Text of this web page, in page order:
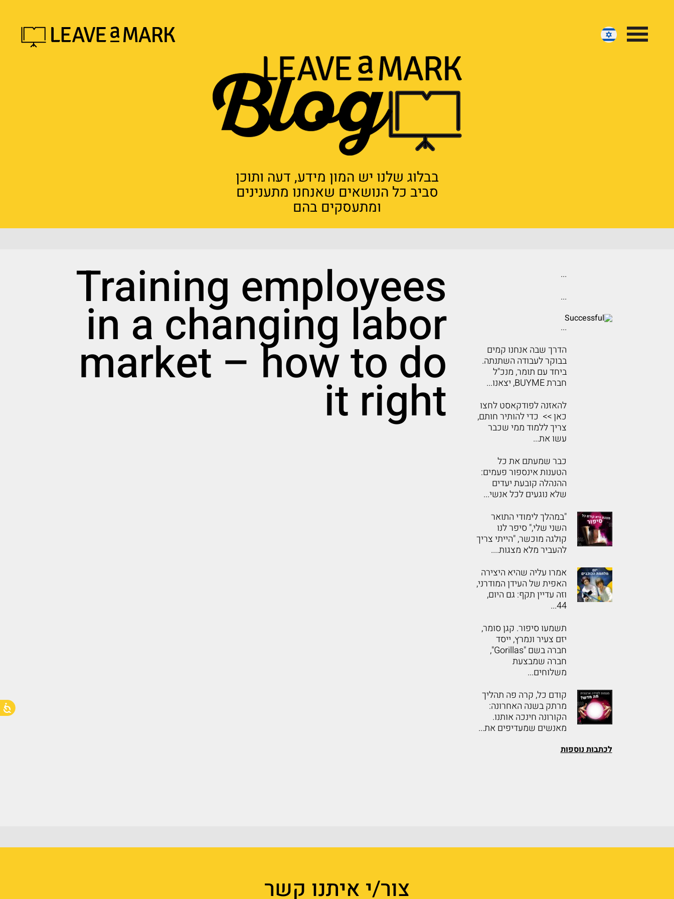
בבלוג שלנו יש המון מידע, דעה ותוכן
סביב כל הנושאים שאנחנו מתענינים
ומתעסקים בהם
Training employees
in a changing labor
market – how to do
it right
...
...
...
הדרך שבה אנחנו קמים
בבוקר לעבודה השתנתה.
ביחד עם תומר, מנכ"ל
חברת BUYME, יצאנו...
להאזנה לפודקאסט לחצו
כאן >> כדי להותיר חותם,
צריך ללמוד ממי שכבר
עשו את...
כבר שמעתם את כל
הטענות אינספור פעמים:
ההנהלה קובעת יעדים
שלא נוגעים לכל אנשי...
"במהלך לימודי התואר
השני שלי," סיפר לנו
קולגה מוכשר, "הייתי צריך
להעביר מלא מצגות....
אמרו עליה שהיא היצירה
האפית של העידן המודרני,
וזה עדיין תקף: גם היום,
44...
תשמעו סיפור. קגן סומר,
יזם צעיר ונמרץ, ייסד
חברה בשם "Gorillas",
חברה שמבצעת
משלוחים...
קודם כל, קרה פה תהליך
מרתק בשנה האחרונה:
הקורונה חינכה אותנו.
מאנשים שמעדיפים את...
לכתבות נוספות
צור/י איתנו קשר